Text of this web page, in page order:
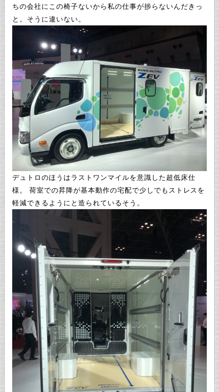
ちの会社にこの椅子ないから私の仕事が捗らないんだきっ
デュトロのほうはラストワンマイルを意識した超低床仕
様。 荷室での昇降が基本動作の宅配で少しでもストレスを
軽減できるようにと造られているそう。